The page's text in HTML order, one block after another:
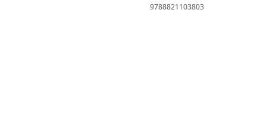
9788821103803